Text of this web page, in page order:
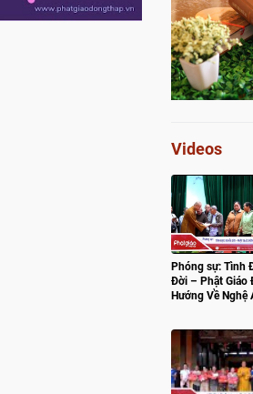
Videos
Phóng sự: Tình
Đời – Phật Giáo
Hướng Về Nghệ